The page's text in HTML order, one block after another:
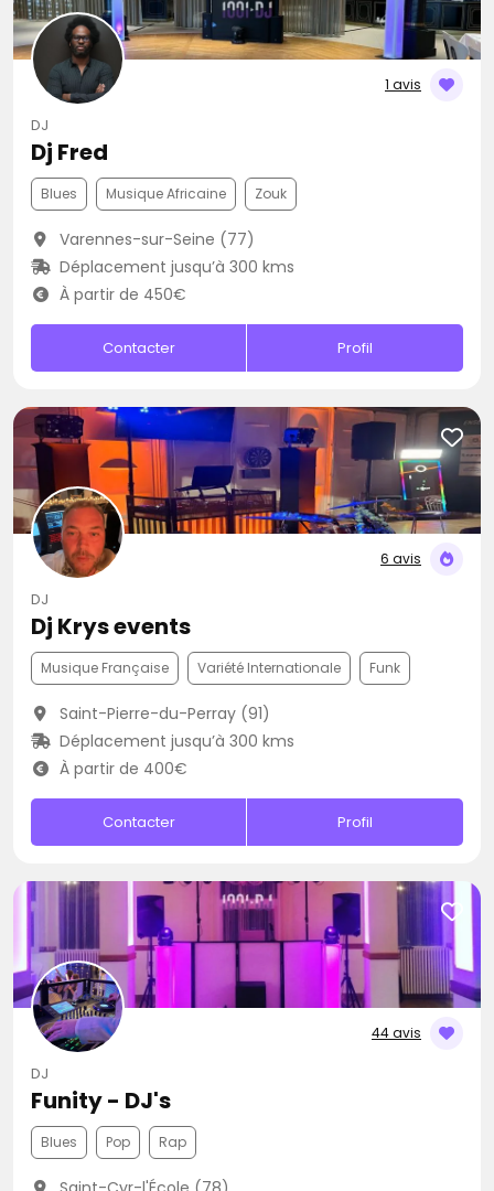
1 avis
DJ
Dj Fred
Blues Musique Africaine Zouk
Varennes-sur-Seine (77)
Déplacement jusqu’à 300 kms
À partir de 450€
Contacter Profil
6 avis
DJ
Dj Krys events
Musique Française Variété Internationale Funk
Saint-Pierre-du-Perray (91)
Déplacement jusqu’à 300 kms
À partir de 400€
Contacter Profil
44 avis
DJ
Funity - DJ's
Blues Pop Rap